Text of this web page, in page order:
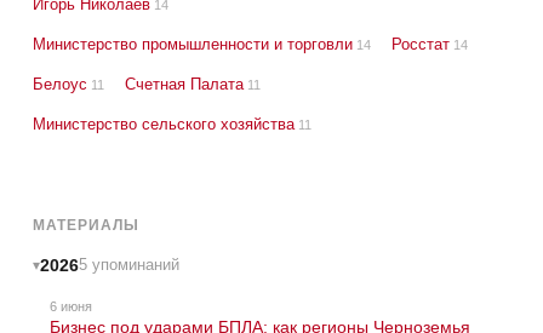
Игорь Николаев 14
Министерство промышленности и торговли 14 Росстат 14
Белоус 11 Счетная Палата 11
Министерство сельского хозяйства 11
МАТЕРИАЛЫ
20265 упоминаний
6 июня
Бизнес под ударами БПЛА: как регионы Черноземья